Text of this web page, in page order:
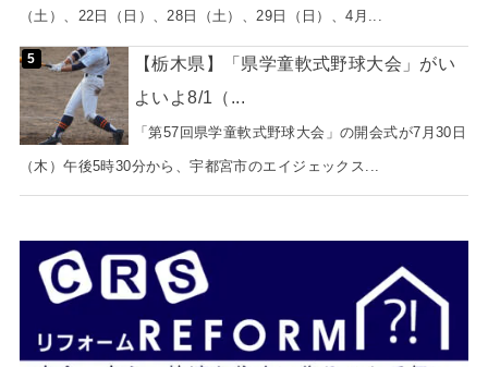
（土）、22日（日）、28日（土）、29日（日）、4月...
【栃木県】「県学童軟式野球大会」がい
よいよ8/1（...
「第57回県学童軟式野球大会」の開会式が7月30日
（木）午後5時30分から、宇都宮市のエイジェックス...